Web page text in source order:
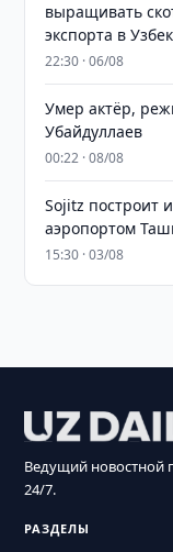
выращивать
экспорта в
22:30 · 06/08
Умер актёр,
Убайдуллаев
00:22 · 08/08
Sojitz построит
аэропортом
15:30 · 03/08
Ведущий новостной
24/7.
РАЗДЕЛЫ